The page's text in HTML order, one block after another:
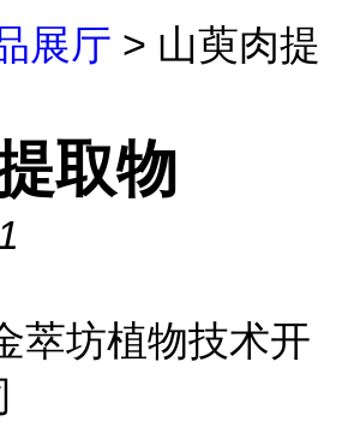
展厅 > 山萸肉提
取物
萃坊植物技术开